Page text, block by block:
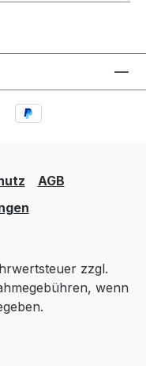
AGB
zzgl.
wenn